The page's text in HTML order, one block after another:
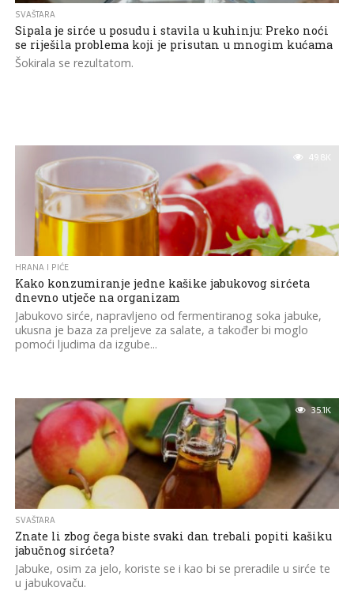
SVAŠTARA
Sipala je sirće u posudu i stavila u kuhinju: Preko noći
se riješila problema koji je prisutan u mnogim kućama
Šokirala se rezultatom.
49.8K
HRANA I PIĆE
Kako konzumiranje jedne kašike jabukovog sirćeta
dnevno utječe na organizam
Jabukovo sirće, napravljeno od fermentiranog soka jabuke,
ukusna je baza za preljeve za salate, a također bi moglo
pomoći ljudima da izgube...
35.1K
SVAŠTARA
Znate li zbog čega biste svaki dan trebali popiti kašiku
jabučnog sirćeta?
Jabuke, osim za jelo, koriste se i kao bi se preradile u sirće te
u jabukovaču.